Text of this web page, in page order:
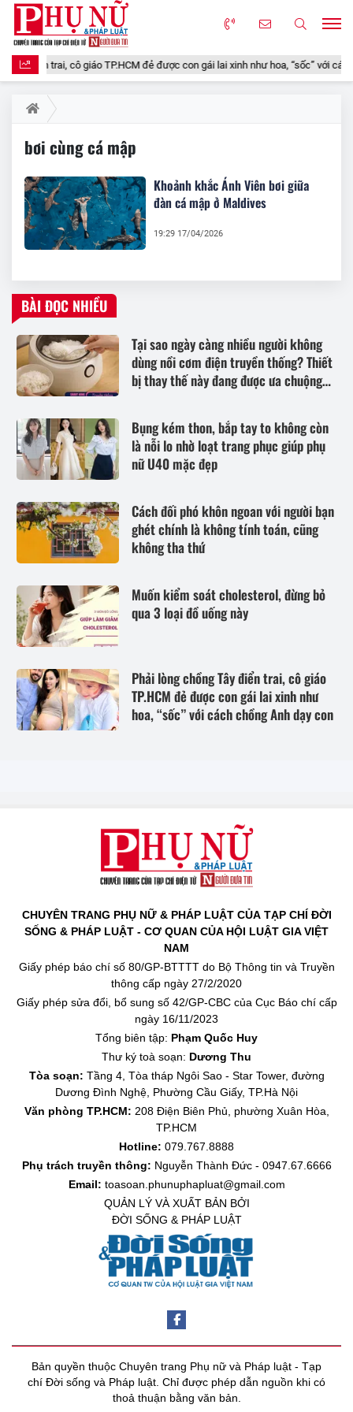
điển trai, cô giáo TP.HCM đẻ được con gái lai xinh như hoa, “sốc” với cách
bơi cùng cá mập
Khoảnh khắc Ánh Viên bơi giữa
đàn cá mập ở Maldives
19:29 17/04/2026
BÀI ĐỌC NHIỀU
Tại sao ngày càng nhiều người không
dùng nồi cơm điện truyền thống? Thiết
bị thay thế này đang được ưa chuộng
Bụng kém thon, bắp tay to không còn
là nỗi lo nhờ loạt trang phục giúp phụ
nữ U40 mặc đẹp
Cách đối phó khôn ngoan với người bạn
ghét chính là không tính toán, cũng
không tha thứ
Muốn kiểm soát cholesterol, đừng bỏ
qua 3 loại đồ uống này
Phải lòng chồng Tây điển trai, cô giáo
TP.HCM đẻ được con gái lai xinh như
hoa, “sốc” với cách chồng Anh dạy con
CHUYÊN TRANG PHỤ NỮ & PHÁP LUẬT CỦA TẠP CHÍ ĐỜI
SỐNG & PHÁP LUẬT - CƠ QUAN CỦA HỘI LUẬT GIA VIỆT
NAM
Giấy phép báo chí số 80/GP-BTTTT do Bộ Thông tin và Truyền
thông cấp ngày 27/2/2020
Giấy phép sửa đổi, bổ sung số 42/GP-CBC của Cục Báo chí cấp
ngày 16/11/2023
Tổng biên tập: Phạm Quốc Huy
Thư ký toà soạn: Dương Thu
Tòa soạn: Tầng 4, Tòa tháp Ngôi Sao - Star Tower, đường
Dương Đình Nghệ, Phường Cầu Giấy, TP.Hà Nội
Văn phòng TP.HCM: 208 Điện Biên Phủ, phường Xuân Hòa,
TP.HCM
Hotline: 079.767.8888
Phụ trách truyền thông: Nguyễn Thành Đức - 0947.67.6666
Email: toasoan.phunuphapluat@gmail.com
QUẢN LÝ VÀ XUẤT BẢN BỞI
ĐỜI SỐNG & PHÁP LUẬT
Bản quyền thuộc Chuyên trang Phụ nữ và Pháp luật - Tạp
chí Đời sống và Pháp luật. Chỉ được phép dẫn nguồn khi có
thoả thuận bằng văn bản.